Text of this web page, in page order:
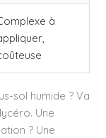
à
sol humide ? Va
Une
? Une